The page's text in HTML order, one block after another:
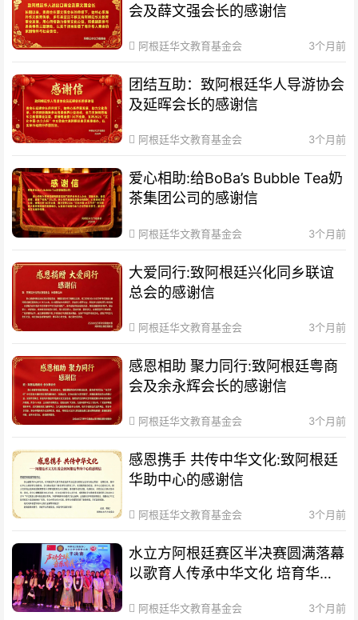
会及薛文强会长的感谢信
阿根廷华文教育基金会 3个月前
团结互助：致阿根廷华人导游协会
及延晖会长的感谢信
阿根廷华文教育基金会 3个月前
爱心相助:给BoBa’s Bubble Tea奶
茶集团公司的感谢信
阿根廷华文教育基金会 3个月前
大爱同行:致阿根廷兴化同乡联谊
总会的感谢信
阿根廷华文教育基金会 3个月前
感恩相助 聚力同行:致阿根廷粤商
会及余永辉会长的感谢信
阿根廷华文教育基金会 3个月前
感恩携手 共传中华文化:致阿根廷
华助中心的感谢信
阿根廷华文教育基金会 3个月前
水立方阿根廷赛区半决赛圆满落幕
以歌育人传承中华文化 培育华裔
阿根廷华文教育基金会 3个月前